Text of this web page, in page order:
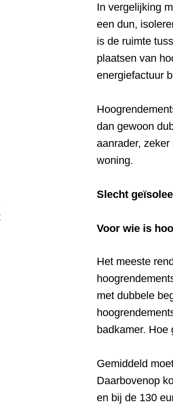
In vergelijking
een dun,
is de ruimte
plaatsen van
energiefactuur
dan gewoon
aanrader,
woning.
Slecht
Voor wie is
Het meeste
met dubbele
badkamer. Hoe
Gemiddeld
Daarbovenop
en bij de 130